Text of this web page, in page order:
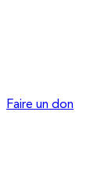
Faire un don